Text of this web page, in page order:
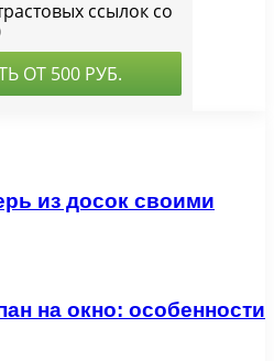
из досок своими
на окно: особенности